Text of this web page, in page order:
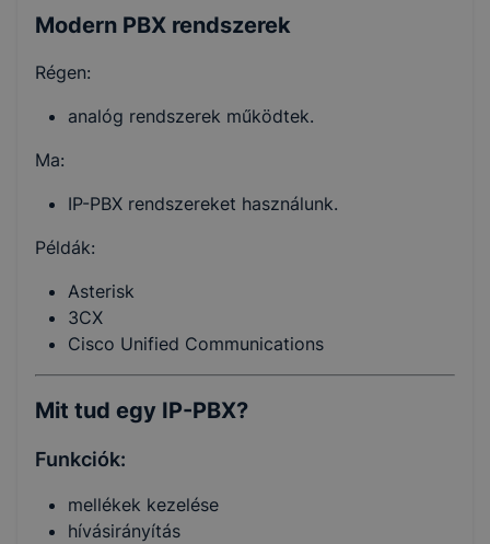
Modern PBX rendszerek
Régen:
analóg rendszerek működtek.
Ma:
IP-PBX rendszereket használunk.
Példák:
Asterisk
3CX
Cisco Unified Communications
Mit tud egy IP-PBX?
Funkciók:
mellékek kezelése
hívásirányítás